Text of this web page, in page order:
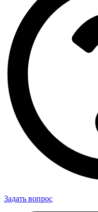
Задать вопрос